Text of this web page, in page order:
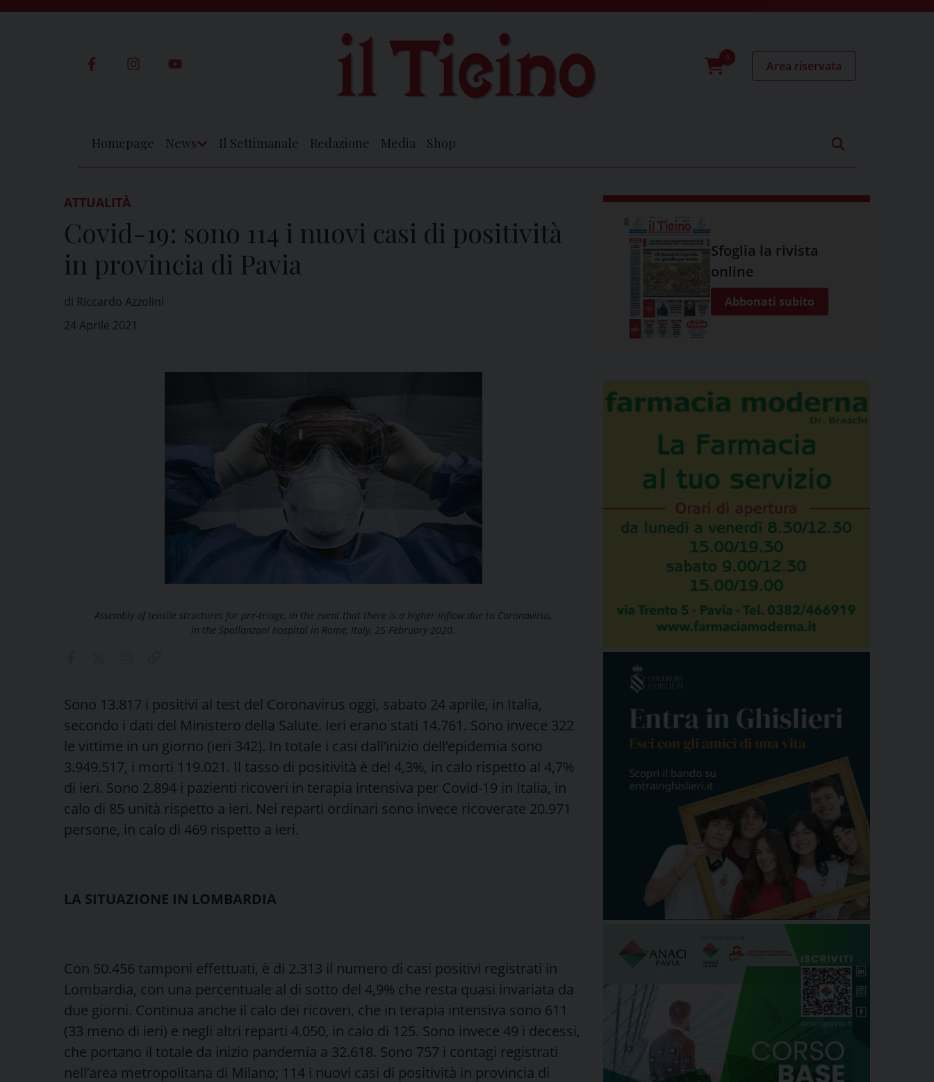
0
Area riservata
Homepage News Il Settimanale Redazione Media Shop
ATTUALITÀ
Covid-19: sono 114 i nuovi casi di positività
in provincia di Pavia
di Riccardo Azzolini
24 Aprile 2021
Assembly of tensile structures for pre-triage, in the event that there is a higher inflow due to Coronavirus,
in the Spallanzani hospital in Rome, Italy, 25 February 2020.
Sono 13.817 i positivi al test del Coronavirus oggi, sabato 24 aprile, in Italia,
secondo i dati del Ministero della Salute. Ieri erano stati 14.761. Sono invece 322
le vittime in un giorno (ieri 342). In totale i casi dall’inizio dell’epidemia sono
3.949.517, i morti 119.021. Il tasso di positività è del 4,3%, in calo rispetto al 4,7%
di ieri. Sono 2.894 i pazienti ricoveri in terapia intensiva per Covid-19 in Italia, in
calo di 85 unità rispetto a ieri. Nei reparti ordinari sono invece ricoverate 20.971
persone, in calo di 469 rispetto a ieri.
LA SITUAZIONE IN LOMBARDIA
Con 50.456 tamponi effettuati, è di 2.313 il numero di casi positivi registrati in
Lombardia, con una percentuale al di sotto del 4,9% che resta quasi invariata da
due giorni. Continua anche il calo dei ricoveri, che in terapia intensiva sono 611
(33 meno di ieri) e negli altri reparti 4.050, in calo di 125. Sono invece 49 i decessi,
che portano il totale da inizio pandemia a 32.618. Sono 757 i contagi registrati
nell’area metropolitana di Milano; 114 i nuovi casi di positività in provincia di
Sfoglia la rivista
online
Abbonati subito